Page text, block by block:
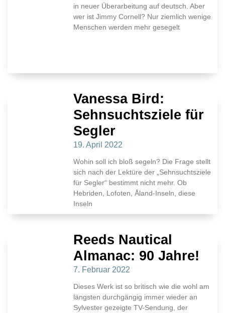
in neuer Überarbeitung auf deutsch. Aber
wer ist Jimmy Cornell? Nur ziemlich wenige
Menschen werden mehr gesegelt
Vanessa Bird:
Sehnsuchtsziele für
Segler
19. April 2022
Wohin soll ich bloß segeln? Die Frage stellt
sich nach der Lektüre der „Sehnsuchtsziele
für Segler“ bestimmt nicht mehr. Ob
Hebriden, Lofoten, Åland-Inseln, diese
Inseln
Reeds Nautical
Almanac: 90 Jahre!
7. Februar 2022
Dieses Werk ist so britisch wie die wohl am
längsten durchgängig immer wieder an
Sylvester gezeigte TV-Sendung, der